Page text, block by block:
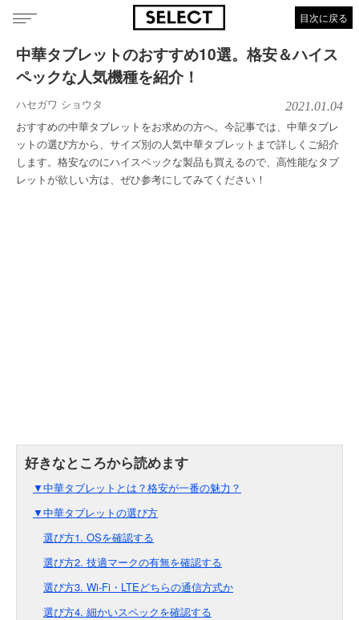
目次に戻る
中華タブレットのおすすめ10選。格安＆ハイス
ペックな人気機種を紹介！
ハセガワ ショウタ 2021.01.04
おすすめの中華タブレットをお求めの方へ。今記事では、中華タブレ
ットの選び方から、サイズ別の人気中華タブレットまで詳しくご紹介
します。格安なのにハイスペックな製品も買えるので、高性能なタブ
レットが欲しい方は、ぜひ参考にしてみてください！
▼中華タブレットとは？格安が一番の魅力？
▼中華タブレットの選び方
選び方1. OSを確認する
選び方2. 技適マークの有無を確認する
選び方3. Wi-Fi・LTEどちらの通信方式か
選び方4. 細かいスペックを確認する